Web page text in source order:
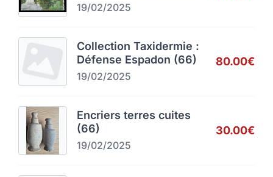
19/02/2025
Collection Taxidermie :
Défense Espadon (66)
19/02/2025
80.00€
Encriers terres cuites
(66)
19/02/2025
30.00€